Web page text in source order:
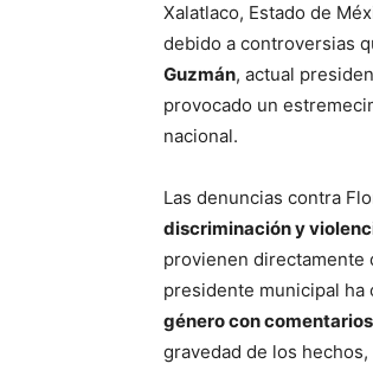
Xalatlaco, Estado de
debido a controversias
Guzmán, actual
provocado un
nacional.
Las denuncias contra
discriminación y
provienen directamente
presidente municipal ha
género con
gravedad de los